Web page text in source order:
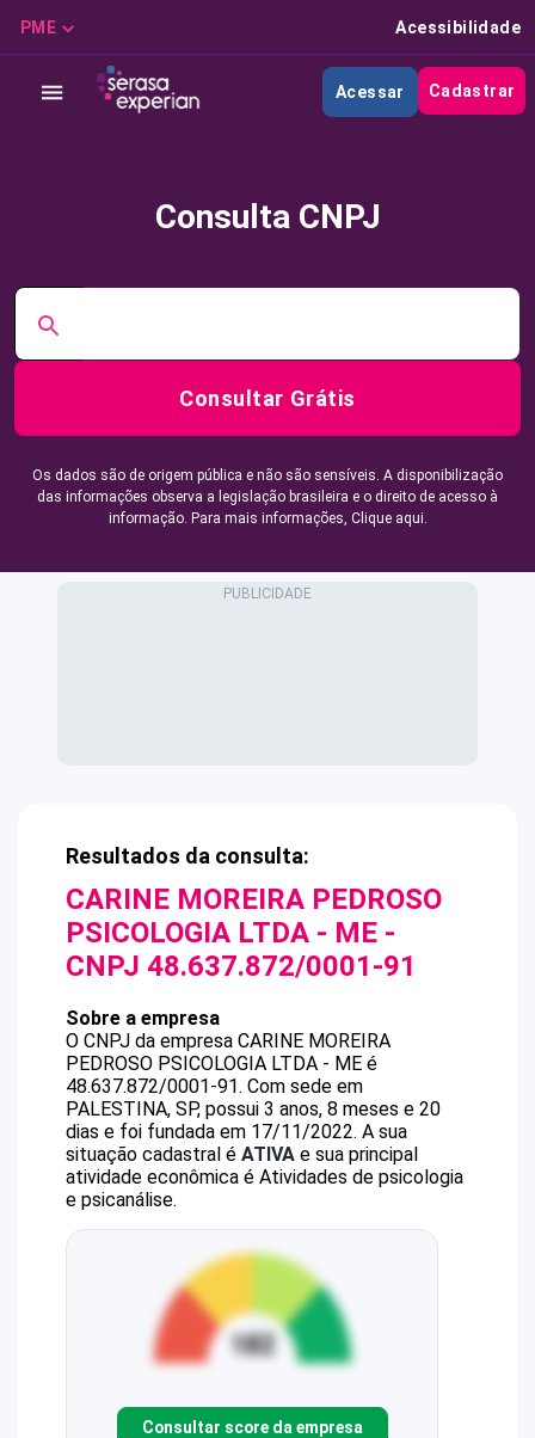
PME Acessibilidade
Acessar Cadastrar
Consulta CNPJ
Consultar Grátis
Os dados são de origem pública e não são sensíveis. A disponibilização
das informações observa a legislação brasileira e o direito de acesso à
informação. Para mais informações, Clique aqui.
Resultados da consulta:
CARINE MOREIRA PEDROSO
PSICOLOGIA LTDA - ME -
CNPJ 48.637.872/0001-91
Sobre a empresa
O CNPJ da empresa CARINE MOREIRA
PEDROSO PSICOLOGIA LTDA - ME é
48.637.872/0001-91. Com sede em
PALESTINA, SP, possui 3 anos, 8 meses e 20
dias e foi fundada em 17/11/2022. A sua
situação cadastral é ATIVA e sua principal
atividade econômica é Atividades de psicologia
e psicanálise.
Consultar score da empresa